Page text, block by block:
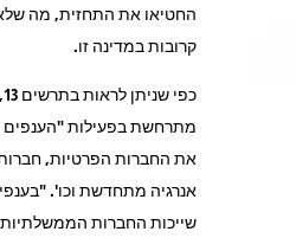
החטיאו את התחזית, מה
קרובות במדינה זו.
מתרחשת בפעילות "הענפים
את החברות הפרטיות, חברות
אנרגיה מתחדשת וכו'.
שייכות החברות